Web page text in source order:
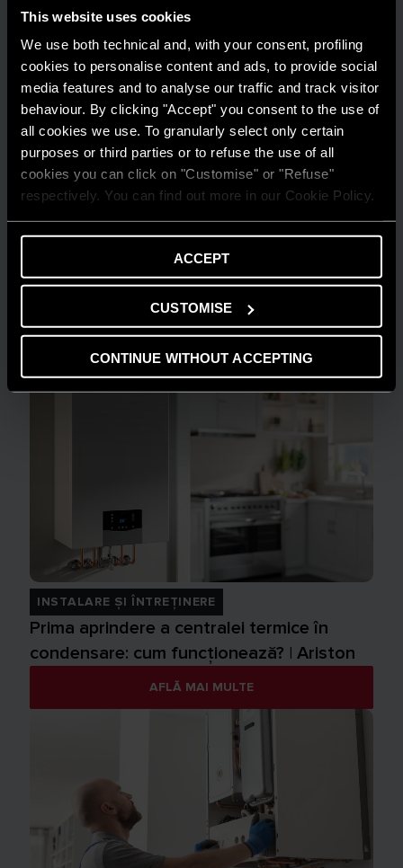
This website uses cookies
We use both technical and, with your consent, profiling
cookies to personalise content and ads, to provide social
media features and to analyse our traffic and track visitor
behaviour. By clicking "Accept" you consent to the use of
all cookies we use. To granularly select only certain
purposes or third parties or to refuse the use of all
cookies you can click on "Customise" or "Refuse"
respectively. You can find out more in our Cookie Policy.
ACCEPT
CUSTOMISE
CONTINUE WITHOUT ACCEPTING
Întreținerea predictivă: semnificație și
informații | Ariston
AFLĂ MAI MULTE
INSTALARE ȘI ÎNTREȚINERE
Prima aprindere a centralei termice în
condensare: cum funcționează? | Ariston
AFLĂ MAI MULTE